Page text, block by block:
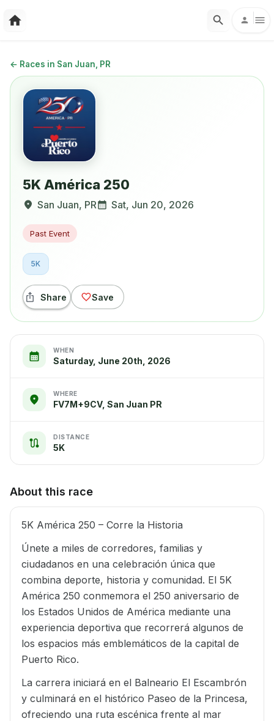
← Races in San Juan, PR
5K América 250
San Juan, PR Sat, Jun 20, 2026
Past Event
5K
Share Save
WHEN
Saturday, June 20th, 2026
WHERE
FV7M+9CV, San Juan PR
DISTANCE
5K
About this race
5K América 250 – Corre la Historia
Únete a miles de corredores, familias y
ciudadanos en una celebración única que
combina deporte, historia y comunidad. El 5K
América 250 conmemora el 250 aniversario de
los Estados Unidos de América mediante una
experiencia deportiva que recorrerá algunos de
los espacios más emblemáticos de la capital de
Puerto Rico.
La carrera iniciará en el Balneario El Escambrón
y culminará en el histórico Paseo de la Princesa,
ofreciendo una ruta escénica frente al mar